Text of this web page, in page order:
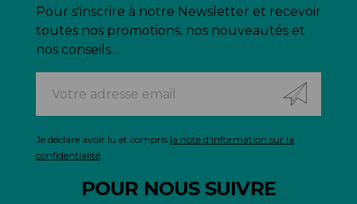
Pour s'inscrire à notre Newsletter et recevoir
toutes nos promotions, nos nouveautés et
nos conseils...
Je déclare avoir lu et compris la note d'information sur la
confidentialité
POUR NOUS SUIVRE